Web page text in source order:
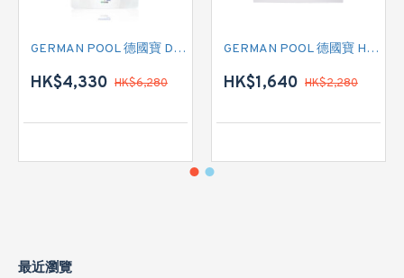
GERMAN POOL 德國寶 DCN 即熱式電熱水爐
HK$4,330 HK$6,280
GERMAN POOL 德國寶 HTB-248U 多功能浴室乾衣暖風機
HK$1,640 HK$2,280
最近瀏覽